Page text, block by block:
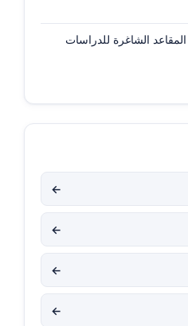
الشاغرة للدراسات
←
←
←
←